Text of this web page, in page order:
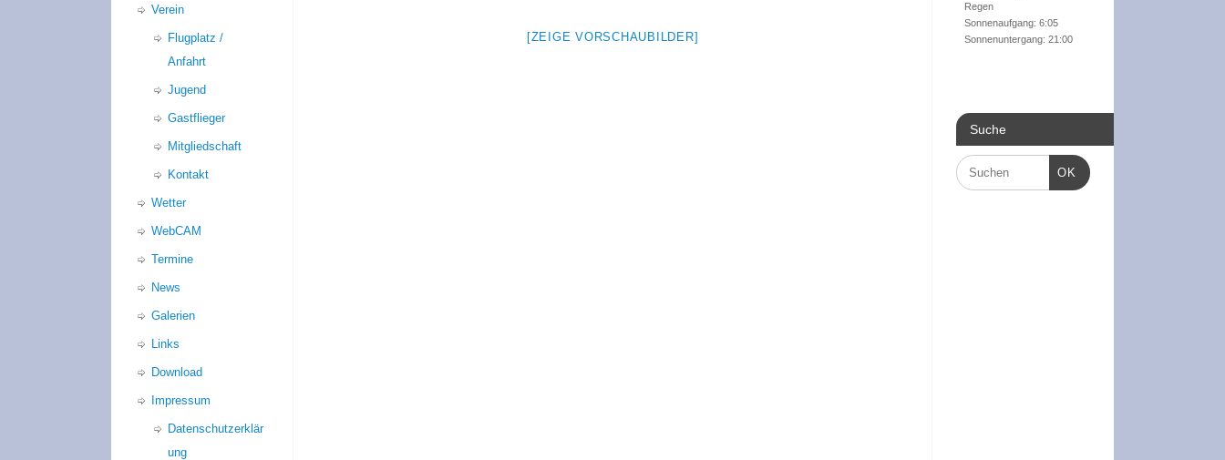
[ZEIGE VORSCHAUBILDER]
Verein
Flugplatz /
Anfahrt
Jugend
Gastflieger
Mitgliedschaft
Kontakt
Wetter
WebCAM
Termine
News
Galerien
Links
Download
Impressum
Datenschutzerklär
ung
Regen
Sonnenaufgang: 6:05
Sonnenuntergang: 21:00
Suche
OK